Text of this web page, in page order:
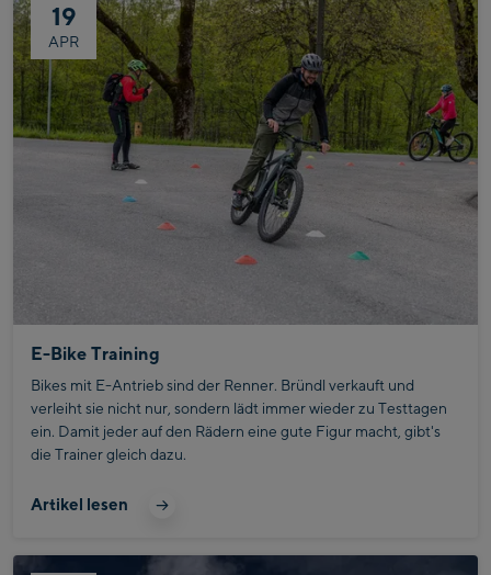
19
APR
E-Bike Training
Bikes mit E-Antrieb sind der Renner. Bründl verkauft und
verleiht sie nicht nur, sondern lädt immer wieder zu Testtagen
ein. Damit jeder auf den Rädern eine gute Figur macht, gibt's
die Trainer gleich dazu.
Artikel lesen